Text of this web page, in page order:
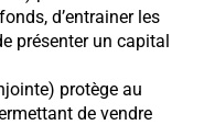
d’entrainer les
présenter un capital
protège au
de vendre